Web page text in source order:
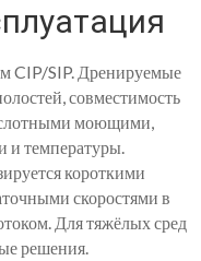
CIP/SIP. Дренируемые
совместимость
моющими,
и температуры.
короткими
скоростями в
Для тяжёлых сред
решения.